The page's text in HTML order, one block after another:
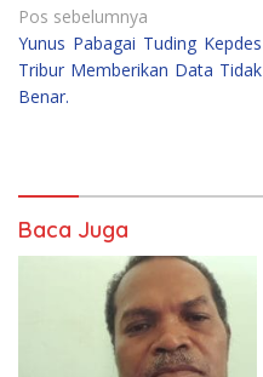
Navigasi
pos
Pos sebelumnya
Yunus Pabagai Tuding Kepdes
Tribur Memberikan Data Tidak
Benar.
Baca Juga